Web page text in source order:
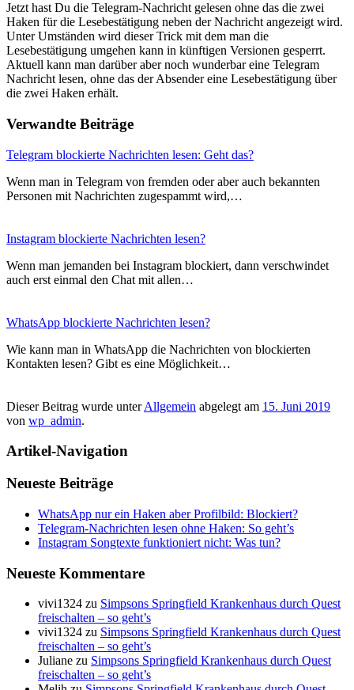
Jetzt hast Du die Telegram-Nachricht gelesen ohne das die zwei
Haken für die Lesebestätigung neben der Nachricht angezeigt wird.
Unter Umständen wird dieser Trick mit dem man die
Lesebestätigung umgehen kann in künftigen Versionen gesperrt.
Aktuell kann man darüber aber noch wunderbar eine Telegram
Nachricht lesen, ohne das der Absender eine Lesebestätigung über
die zwei Haken erhält.
Verwandte Beiträge
Telegram blockierte Nachrichten lesen: Geht das?
Wenn man in Telegram von fremden oder aber auch bekannten
Personen mit Nachrichten zugespammt wird,…
Instagram blockierte Nachrichten lesen?
Wenn man jemanden bei Instagram blockiert, dann verschwindet
auch erst einmal den Chat mit allen…
WhatsApp blockierte Nachrichten lesen?
Wie kann man in WhatsApp die Nachrichten von blockierten
Kontakten lesen? Gibt es eine Möglichkeit…
Dieser Beitrag wurde unterAllgemein abgelegt am 15. Juni 2019
von wp_admin.
Artikel-Navigation
Neueste Beiträge
WhatsApp nur ein Haken aber Profilbild: Blockiert?
Telegram-Nachrichten lesen ohne Haken: So geht’s
Instagram Songtexte funktioniert nicht: Was tun?
Neueste Kommentare
vivi1324 zu Simpsons Springfield Krankenhaus durch Quest
freischalten – so geht’s
vivi1324 zu Simpsons Springfield Krankenhaus durch Quest
freischalten – so geht’s
Juliane zu Simpsons Springfield Krankenhaus durch Quest
freischalten – so geht’s